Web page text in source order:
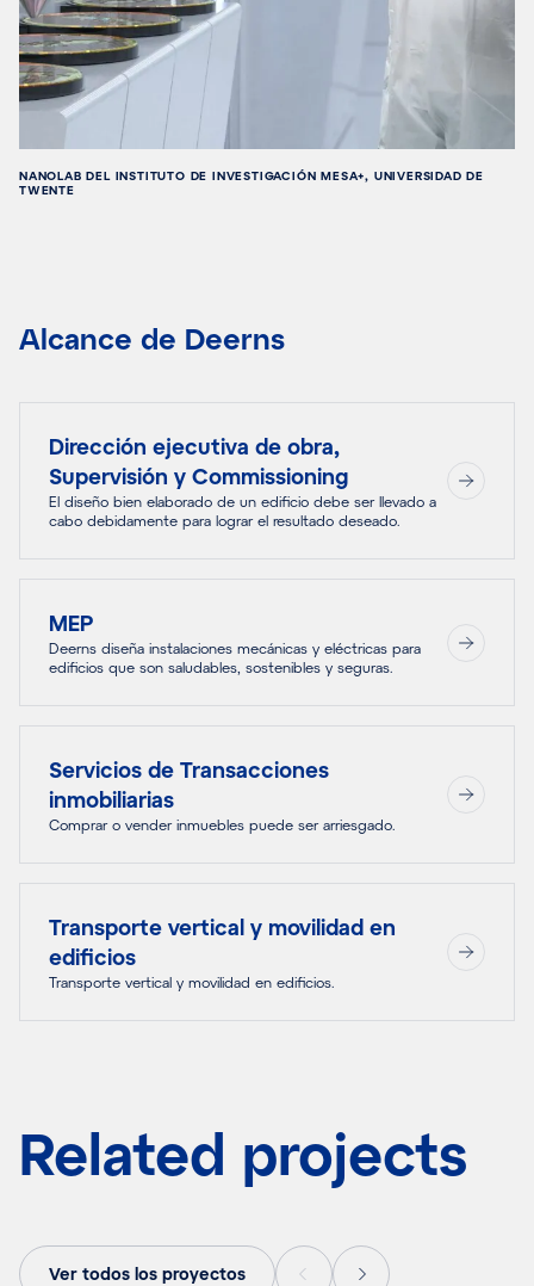
NANOLAB DEL INSTITUTO DE INVESTIGACIÓN MESA+, UNIVERSIDAD DE
TWENTE
Alcance de Deerns
Dirección ejecutiva de obra,
Supervisión y Commissioning
El diseño bien elaborado de un edificio debe ser llevado a
cabo debidamente para lograr el resultado deseado.
MEP
Deerns diseña instalaciones mecánicas y eléctricas para
edificios que son saludables, sostenibles y seguras.
Servicios de Transacciones
inmobiliarias
Comprar o vender inmuebles puede ser arriesgado.
Transporte vertical y movilidad en
edificios
Transporte vertical y movilidad en edificios.
Related projects
Ver todos los proyectos